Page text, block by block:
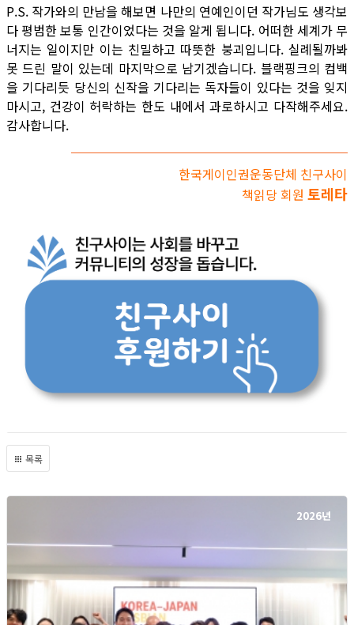
P.S. 작가와의 만남을 해보면 나만의 연예인이던 작가님도 생각보
다 평범한 보통 인간이었다는 것을 알게 됩니다. 어떠한 세계가 무
너지는 일이지만 이는 친밀하고 따뜻한 붕괴입니다. 실례될까봐
못 드린 말이 있는데 마지막으로 남기겠습니다. 블랙핑크의 컴백
을 기다리듯 당신의 신작을 기다리는 독자들이 있다는 것을 잊지
마시고, 건강이 허락하는 한도 내에서 과로하시고 다작해주세요.
감사합니다.
한국게이인권운동단체 친구사이
책읽당 회원 토레타
목록
2026년